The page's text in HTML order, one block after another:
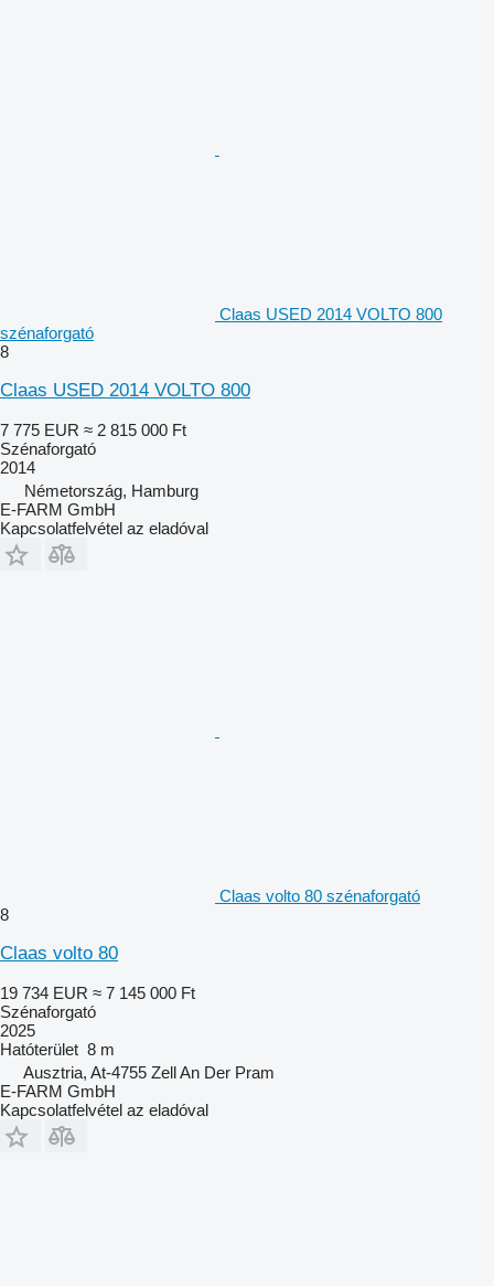
Claas USED 2014 VOLTO 800
szénaforgató
8
Claas USED 2014 VOLTO 800
7 775 EUR ≈ 2 815 000 Ft
Szénaforgató
2014
Németország, Hamburg
E-FARM GmbH
Kapcsolatfelvétel az eladóval
Claas volto 80 szénaforgató
8
Claas volto 80
19 734 EUR ≈ 7 145 000 Ft
Szénaforgató
2025
Hatóterület 8 m
Ausztria, At-4755 Zell An Der Pram
E-FARM GmbH
Kapcsolatfelvétel az eladóval